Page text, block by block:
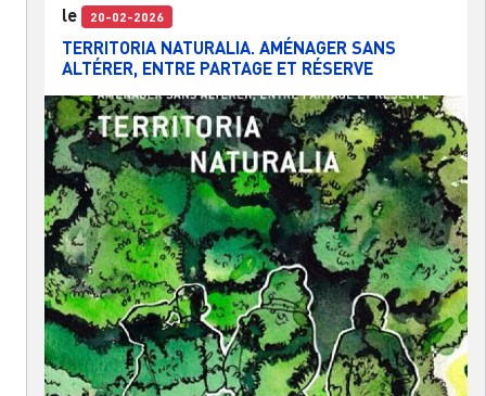
le 20-02-2026
TERRITORIA NATURALIA. AMÉNAGER SANS
ALTÉRER, ENTRE PARTAGE ET RÉSERVE